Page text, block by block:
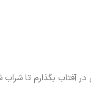
آفتاب بگذارم تا